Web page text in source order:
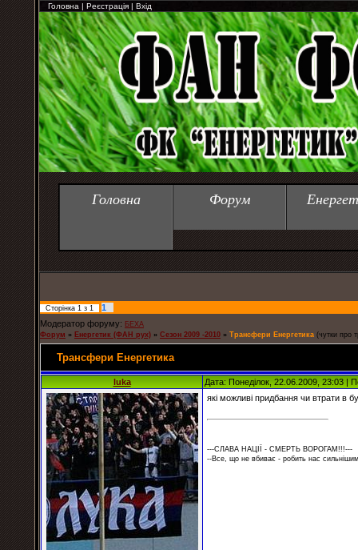
Головна | Реєстрація | Вхід
Головна Форум
Сторінка 1 з 1
1
Модератор форуму: БЕХА
Форум » Енергетик (ФАН рух) » Сезон 2009 -2010 » Трансфери Енергетика (чутки про
Трансфери Енергетика
luka Дата: Понеділок, 22.06.2009, 23:03 |
які можливі придбання чи втрати в
---СЛАВА НАЦІЇ - СМЕРТЬ ВОРОГАМ!!!---
--Все, що не вбиває - робить нас